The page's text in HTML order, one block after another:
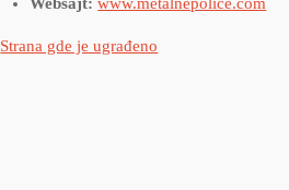
Websajt: www.metalnepolice.com
Strana gde je ugrađeno